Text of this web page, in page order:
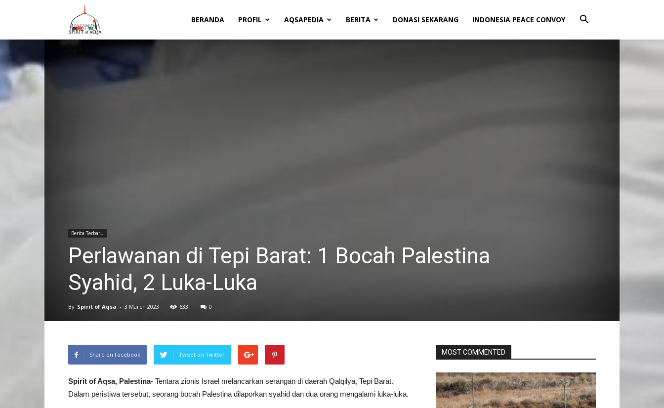
BERANDA PROFIL AQSAPEDIA BERITA DONASI SEKARANG INDONESIA PEACE CONVOY
Berita Terbaru
Perlawanan di Tepi Barat: 1 Bocah Palestina
Syahid, 2 Luka-Luka
By Spirit of Aqsa - 3 March 2023 633 0
Share on Facebook Tweet on Twitter
Spirit of Aqsa, Palestina- Tentara zionis Israel melancarkan serangan di daerah Qalqilya, Tepi Barat.
Dalam peristiwa tersebut, seorang bocah Palestina dilaporkan syahid dan dua orang mengalami luka-luka.
MOST COMMENTED